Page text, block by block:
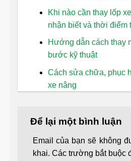
Khi nào cần thay lốp
nhận biết và thời điểm
Hướng dẫn cách thay
bước kỹ thuật
Cách sửa chữa, phục
xe nâng
Để lại một bình luận
Email của bạn sẽ không
khai. Các trường bắt buộc